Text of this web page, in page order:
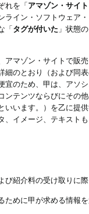
れを「アマゾン・サイト
ライン・ソフトウェア
「タグが付いた 」状態
アマゾン・サイトで販
細のとおり（および同
宜のため、甲は、アソ
ンテンツならびにその
いいます。）を乙に提
、イメージ、テキス
紹介料の受け取りに
めに甲が求める情報